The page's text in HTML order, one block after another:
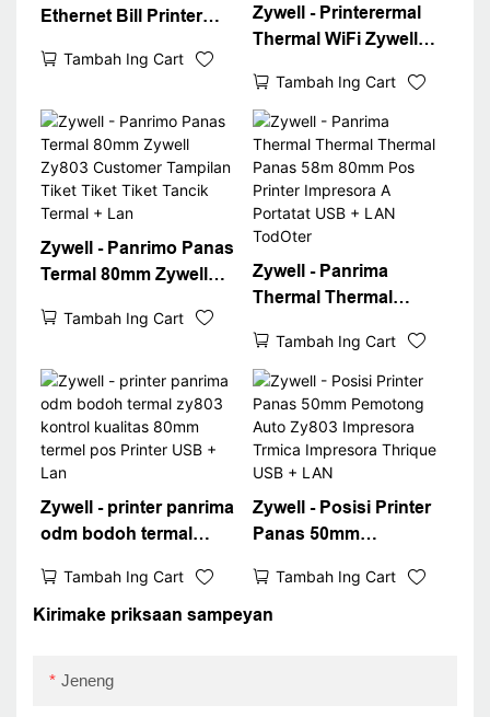
Ethernet Bill Printer
80mm pos kanthi USB
Tambah Ing Cart
Zywell - Printerermal
Thermal WiFi Zywell
80mm pos nampa
printer Printer USB +
WiFi
Tambah Ing Cart
Zywell - Panrimo Panas
Termal 80mm Zywell
Tampilan Tiket Tiket
Lan
Tambah Ing Cart
Zywell - Panrima
Thermal Thermal
80mm Pos Printer
Impresora A Portatat
USB + LAN TodOter
Tambah Ing Cart
Zywell - printer panrima
odm bodoh termal
80mm termel pos
Printer USB + Lan
Tambah Ing Cart
Zywell - Posisi Printer
Panas 50mm
Impresora Trmica
Impresora Thrique USB
Tambah Ing Cart
Kirimake priksaan sampeyan
Jeneng